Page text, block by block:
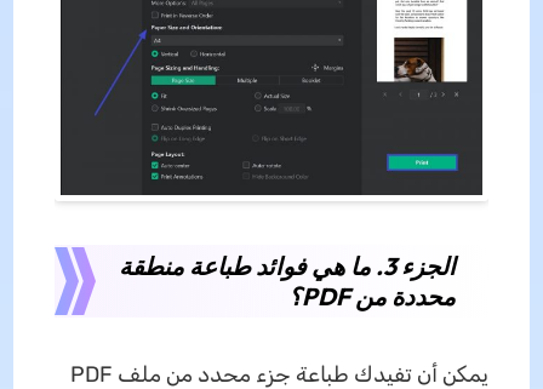
الجزء 3. ما هي فوائد طباعة منطقة
محددة من PDF؟
يمكن أن تفيدك طباعة جزء محدد من ملف PDF